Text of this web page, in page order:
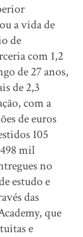
a vida de
de
com 1,2
de 27 anos,
de 2,3
com a
de euros
105
mil
no
estudo e
das
que
e